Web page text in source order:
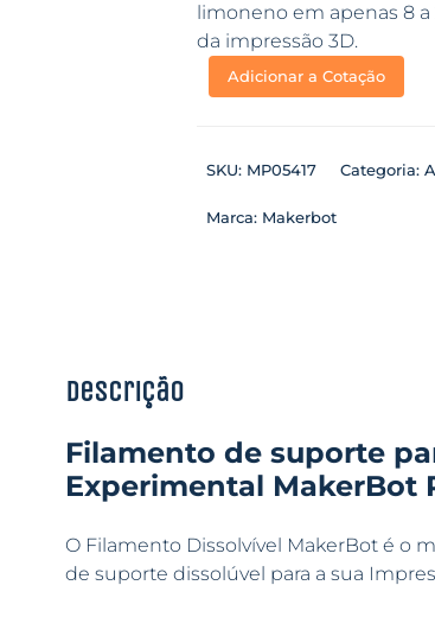
limoneno em apenas 8
da impressão 3D.
Adicionar a Cotação
SKU: MP05417 Categoria:
Marca: Makerbot
Descrição
Filamento de suporte
Experimental MakerBot
O Filamento Dissolvível MakerBot é o
de suporte dissolúvel para a sua